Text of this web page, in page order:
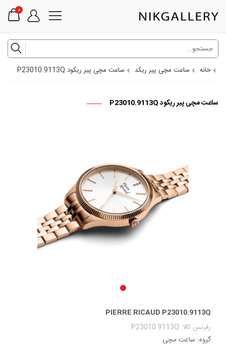
0
خانه ساعت مچی پیر ریکد ساعت مچی پیر ریکود P23010.9113Q
ساعت مچی پیر ریکود P23010.9113Q
PIERRE RICAUD P23010.9113Q
رفرنس کالا: P23010.9113Q
گروه: ساعت مچی